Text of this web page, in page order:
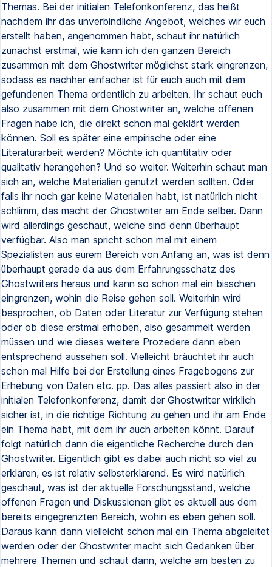
Themas. Bei der initialen Telefonkonferenz, das heißt
nachdem ihr das unverbindliche Angebot, welches wir euch
erstellt haben, angenommen habt, schaut ihr natürlich
zunächst erstmal, wie kann ich den ganzen Bereich
zusammen mit dem Ghostwriter möglichst stark eingrenzen,
sodass es nachher einfacher ist für euch auch mit dem
gefundenen Thema ordentlich zu arbeiten. Ihr schaut euch
also zusammen mit dem Ghostwriter an, welche offenen
Fragen habe ich, die direkt schon mal geklärt werden
können. Soll es später eine empirische oder eine
Literaturarbeit werden? Möchte ich quantitativ oder
qualitativ herangehen? Und so weiter. Weiterhin schaut man
sich an, welche Materialien genutzt werden sollten. Oder
falls ihr noch gar keine Materialien habt, ist natürlich nicht
schlimm, das macht der Ghostwriter am Ende selber. Dann
wird allerdings geschaut, welche sind denn überhaupt
verfügbar. Also man spricht schon mal mit einem
Spezialisten aus eurem Bereich von Anfang an, was ist denn
überhaupt gerade da aus dem Erfahrungsschatz des
Ghostwriters heraus und kann so schon mal ein bisschen
eingrenzen, wohin die Reise gehen soll. Weiterhin wird
besprochen, ob Daten oder Literatur zur Verfügung stehen
oder ob diese erstmal erhoben, also gesammelt werden
müssen und wie dieses weitere Prozedere dann eben
entsprechend aussehen soll. Vielleicht bräuchtet ihr auch
schon mal Hilfe bei der Erstellung eines Fragebogens zur
Erhebung von Daten etc. pp. Das alles passiert also in der
initialen Telefonkonferenz, damit der Ghostwriter wirklich
sicher ist, in die richtige Richtung zu gehen und ihr am Ende
ein Thema habt, mit dem ihr auch arbeiten könnt. Darauf
folgt natürlich dann die eigentliche Recherche durch den
Ghostwriter. Eigentlich gibt es dabei auch nicht so viel zu
erklären, es ist relativ selbsterklärend. Es wird natürlich
geschaut, was ist der aktuelle Forschungsstand, welche
offenen Fragen und Diskussionen gibt es aktuell aus dem
bereits eingegrenzten Bereich, wohin es eben gehen soll.
Daraus kann dann vielleicht schon mal ein Thema abgeleitet
werden oder der Ghostwriter macht sich Gedanken über
mehrere Themen und schaut dann, welche am besten zu